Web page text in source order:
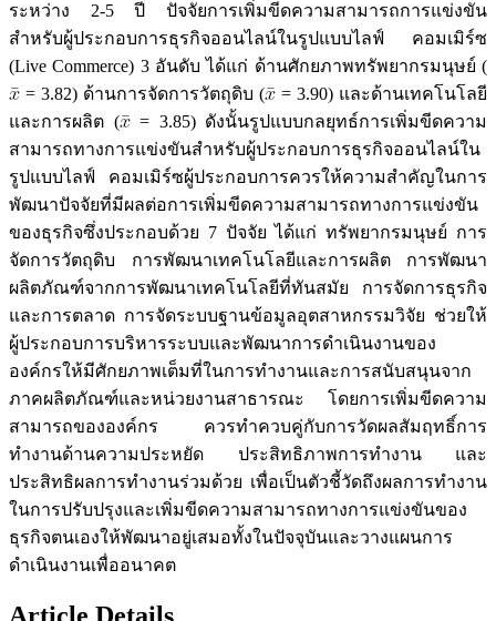
ระหว่าง 2-5 ปี ปัจจัยการเพิ่มขีดความสามารถการแข่งขัน
สำหรับผู้ประกอบการธุรกิจออนไลน์ในรูปแบบไลฟ์ คอมเมิร์ซ
(Live Commerce) 3 อันดับ ได้แก่ ด้านศักยภาพทรัพยากรมนุษย์ (
= 3.82) ด้านการจัดการวัตถุดิบ (
= 3.90) และด้านเทคโนโลยี
และการผลิต ( = 3.85) ดังนั้นรูปแบบกลยุทธ์การเพิ่มขีดความ
สามารถทางการแข่งขันสำหรับผู้ประกอบการธุรกิจออนไลน์ใน
รูปแบบไลฟ์ คอมเมิร์ซผู้ประกอบการควรให้ความสำคัญในการ
พัฒนาปัจจัยที่มีผลต่อการเพิ่มขีดความสามารถทางการแข่งขัน
ของธุรกิจซึ่งประกอบด้วย 7 ปัจจัย ได้แก่ ทรัพยากรมนุษย์ การ
จัดการวัตถุดิบ การพัฒนาเทคโนโลยีและการผลิต การพัฒนา
ผลิตภัณฑ์จากการพัฒนาเทคโนโลยีที่ทันสมัย การจัดการธุรกิจ
และการตลาด การจัดระบบฐานข้อมูลอุตสาหกรรมวิจัย ช่วยให้
ผู้ประกอบการบริหารระบบและพัฒนาการดำเนินงานของ
องค์กรให้มีศักยภาพเต็มที่ในการทำงานและการสนับสนุนจาก
ภาคผลิตภัณฑ์และหน่วยงานสาธารณะ โดยการเพิ่มขีดความ
สามารถขององค์กร ควรทำควบคู่กับการวัดผลสัมฤทธิ์การ
ทำงานด้านความประหยัด ประสิทธิภาพการทำงาน และ
ประสิทธิผลการทำงานร่วมด้วย เพื่อเป็นตัวชี้วัดถึงผลการทำงาน
ในการปรับปรุงและเพิ่มขีดความสามารถทางการแข่งขันของ
ธุรกิจตนเองให้พัฒนาอยู่เสมอทั้งในปัจจุบันและวางแผนการ
ดำเนินงานเพื่ออนาคต